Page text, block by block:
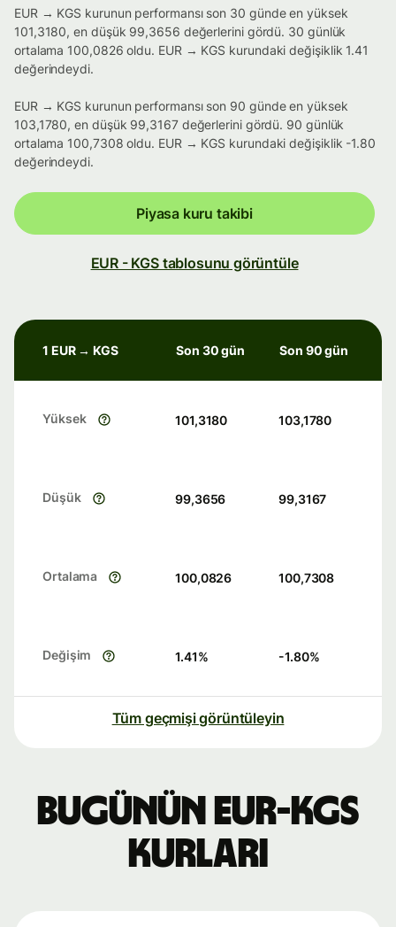
EUR → KGS kurunun performansı son 30 günde en yüksek
101,3180, en düşük 99,3656 değerlerini gördü. 30 günlük
ortalama 100,0826 oldu. EUR → KGS kurundaki değişiklik 1.41
değerindeydi.
EUR → KGS kurunun performansı son 90 günde en yüksek
103,1780, en düşük 99,3167 değerlerini gördü. 90 günlük
ortalama 100,7308 oldu. EUR → KGS kurundaki değişiklik -1.80
değerindeydi.
Piyasa kuru takibi
EUR - KGS tablosunu görüntüle
1 EUR → KGS Son 30 gün Son 90 gün
Yüksek 101,3180 103,1780
Düşük 99,3656 99,3167
Ortalama 100,0826 100,7308
Değişim 1.41% -1.80%
Tüm geçmişi görüntüleyin
Bugünün EUR-KGS
kurları